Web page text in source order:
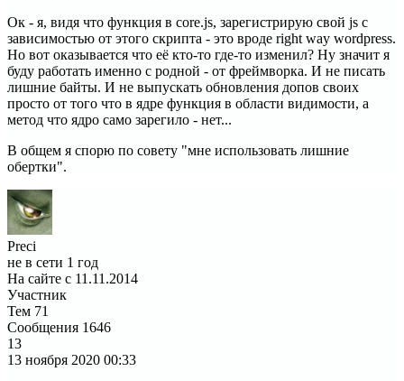
Ок - я, видя что функция в core.js, зарегистрирую свой js с
зависимостью от этого скрипта - это вроде right way wordpress.
Но вот оказывается что её кто-то где-то изменил? Ну значит я
буду работать именно с родной - от фреймворка. И не писать
лишние байты. И не выпускать обновления допов своих
просто от того что в ядре функция в области видимости, а
метод что ядро само зарегило - нет...
В общем я спорю по совету "мне использовать лишние
обертки".
Preci
не в сети 1 год
На сайте с 11.11.2014
Участник
Тем 71
Сообщения 1646
13
13 ноября 2020 00:33